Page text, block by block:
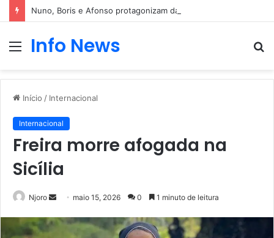
Nuno, Boris e Afonso protagonizam dança sensual
Menu
Info News
Início / Internacional
Internacional
Freira morre afogada na
Sicília
Njoro
Mandemaio 15, 2026 0 1 minuto de leitura